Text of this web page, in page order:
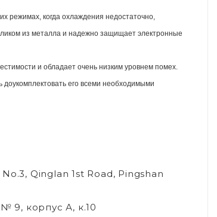
режимах, когда охлаждения недостаточно,
из металла и надежно защищает электронные
и обладает очень низким уровнем помех.
его всеми необходимыми
Qinglan 1st Road, Pingshan
9, корпус А, к.10